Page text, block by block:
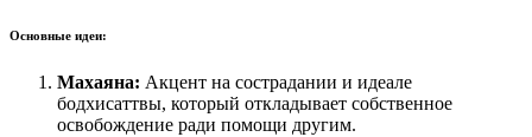
Основные идеи:
Махаяна: Акцент на сострадании и идеале
бодхисаттвы, который откладывает собственное
освобождение ради помощи другим.